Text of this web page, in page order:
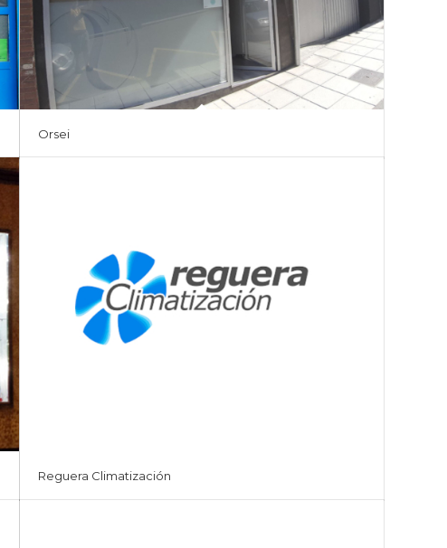
Orsei
Reguera Climatización